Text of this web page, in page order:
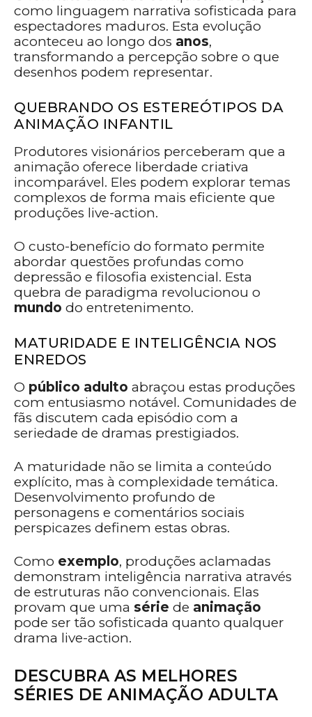
como linguagem narrativa sofisticada para
espectadores maduros. Esta evolução
aconteceu ao longo dos anos,
transformando a percepção sobre o que
desenhos podem representar.
QUEBRANDO OS ESTEREÓTIPOS DA
ANIMAÇÃO INFANTIL
Produtores visionários perceberam que a
animação oferece liberdade criativa
incomparável. Eles podem explorar temas
complexos de forma mais eficiente que
produções live-action.
O custo-benefício do formato permite
abordar questões profundas como
depressão e filosofia existencial. Esta
quebra de paradigma revolucionou o
mundo do entretenimento.
MATURIDADE E INTELIGÊNCIA NOS
ENREDOS
O público adulto abraçou estas produções
com entusiasmo notável. Comunidades de
fãs discutem cada episódio com a
seriedade de dramas prestigiados.
A maturidade não se limita a conteúdo
explícito, mas à complexidade temática.
Desenvolvimento profundo de
personagens e comentários sociais
perspicazes definem estas obras.
Como exemplo, produções aclamadas
demonstram inteligência narrativa através
de estruturas não convencionais. Elas
provam que uma série de animação
pode ser tão sofisticada quanto qualquer
drama live-action.
DESCUBRA AS MELHORES
SÉRIES DE ANIMAÇÃO ADULTA